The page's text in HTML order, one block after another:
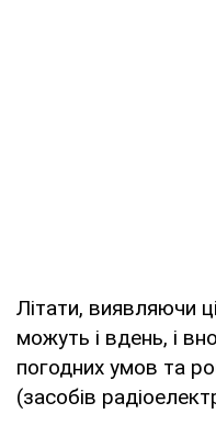
Літати, виявляючи
можуть і вдень, і
погодних умов та
(засобів